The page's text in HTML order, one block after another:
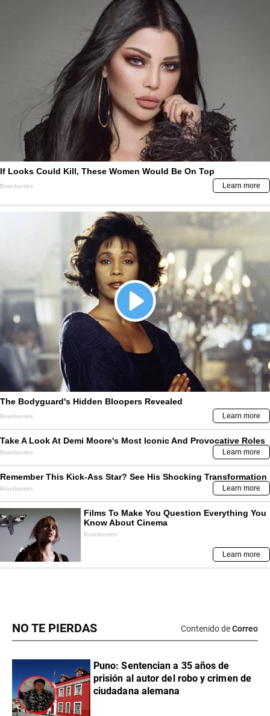
NO TE PIERDAS Contenido deCorreo
Puno: Sentencian a 35 años de
prisión al autor del robo y crimen de
ciudadana alemana